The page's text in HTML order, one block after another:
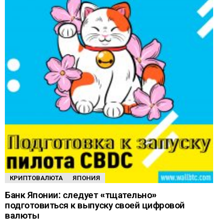
КРИПТОВАЛЮТА ЯПОНИЯ
Банк Японии: следует «тщательно»
подготовиться к выпуску своей цифровой
валюты